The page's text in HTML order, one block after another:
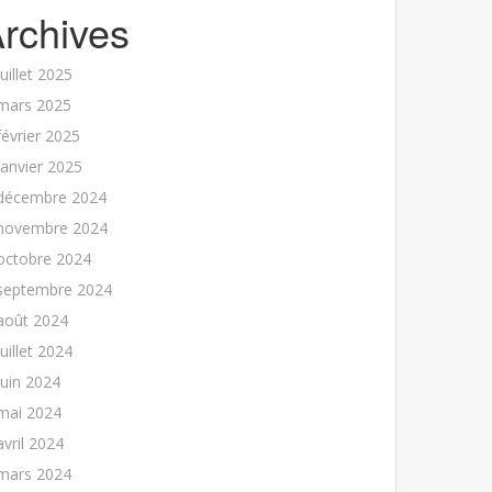
2025
2025
2025
2025
2024
2024
2024
2024
2024
2024
2024
2024
2024
2024